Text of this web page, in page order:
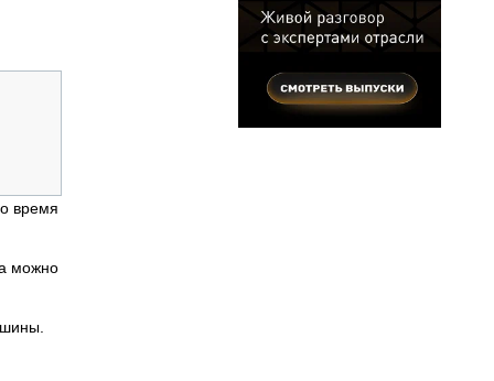
время
можно